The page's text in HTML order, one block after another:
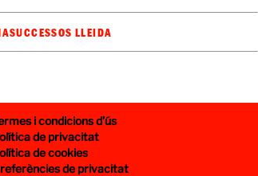
SUCCESSOS LLEIDA
i condicions d’ús
de privacitat
de cookies
de privacitat